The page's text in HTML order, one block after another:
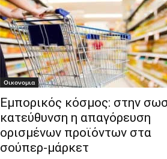
Οικονομια
Εμπορικός κόσμος: στην
κατεύθυνση η απαγόρευση
ορισμένων προϊόντων στα
σούπερ-μάρκετ